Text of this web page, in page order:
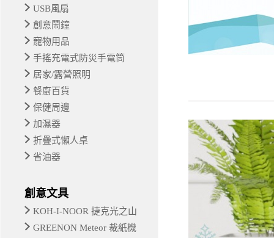
USB風扇
創意鬧鐘
寵物用品
手搖充電式防災手電筒
居家/露營照明
餐廚百貨
保健周邊
加濕器
折疊式懶人桌
省油器
創意文具
KOH-I-NOOR 捷克光之山
GREENON Meteor 裁紙機